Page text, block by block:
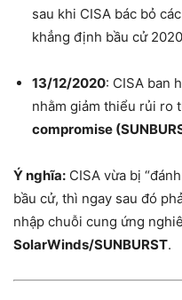
sau khi CISA bác bỏ
khẳng định bầu cử
13/12/2020: CISA ban
nhằm giảm thiểu rủi ro
compromise
Ý nghĩa: CISA vừa bị
bầu cử, thì ngay sau đó
nhập chuỗi cung ứng
SolarWinds/SUNBURST.